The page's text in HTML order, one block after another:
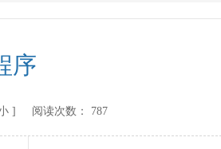
序
] 阅读次数： 787